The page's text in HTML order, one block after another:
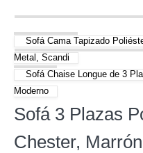
Sofá Cama Tapizado
Metal, Scandi
Sofá Chaise Longue de 3
Moderno
Sofá 3 Plazas
Chester,